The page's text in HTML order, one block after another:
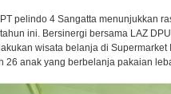
pelindo 4 Sangatta menunjukkan
ini. Bersinergi bersama LAZ
wisata belanja di Supermarket
26 anak yang berbelanja pakaian